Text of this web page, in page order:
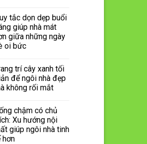
tắc dọn dẹp buổi
giúp nhà mát
giữa những ngày
oi bức
trí cây xanh tối
để ngôi nhà đẹp
không rối mắt
chậm có chủ
Xu hướng nội
giúp ngôi nhà tinh
hơn